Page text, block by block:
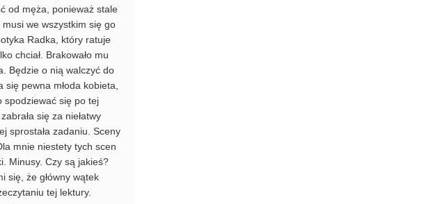
od męża, ponieważ stale
we wszystkim się go
Radka, który ratuje
chciał. Brakowało mu
Będzie o nią walczyć do
pewna młoda kobieta,
spodziewać się po tej
się za niełatwy
sprostała zadaniu. Sceny
mnie niestety tych scen
Minusy. Czy są jakieś?
się, że główny wątek
tej lektury.